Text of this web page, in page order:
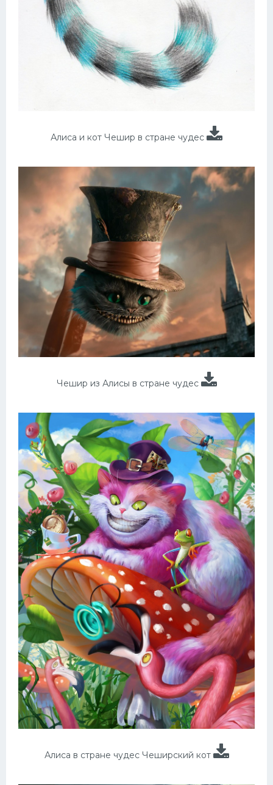
Алиса и кот Чешир в стране чудес
Чешир из Алисы в стране чудес
Алиса в стране чудес Чеширский кот